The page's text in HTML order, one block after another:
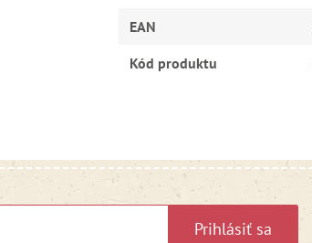
EAN
Kód produktu
Prihlásiť sa